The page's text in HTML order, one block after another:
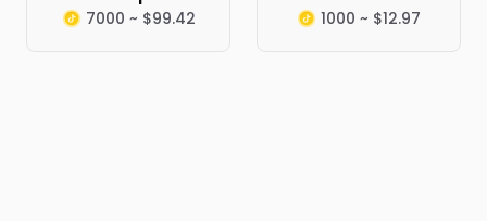
7000 ~ $99.42 1000 ~ $12.97